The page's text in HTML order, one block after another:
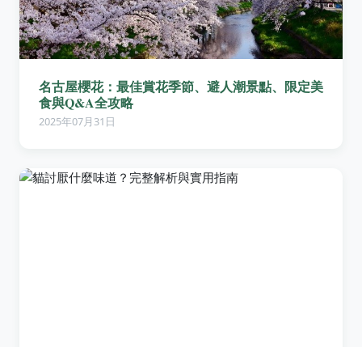
名古屋櫻花：最佳賞花季節、避人潮景點、限定美
食與Q&A全攻略
2025年07月31日